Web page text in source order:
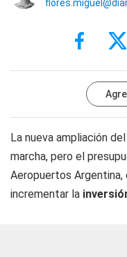
La nueva ampliación del
marcha, pero el
Aeropuertos Argentina,
incrementar la